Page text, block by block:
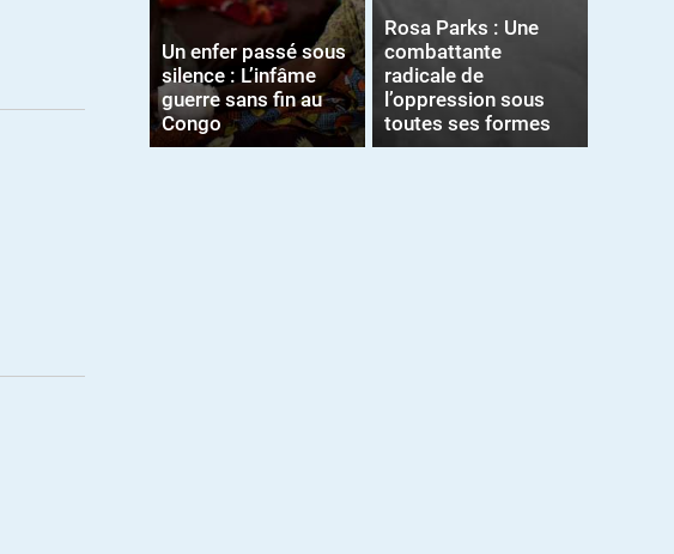
Un enfer passé sous
silence : L’infâme
guerre sans fin au
Congo
Rosa Parks : Une
combattante
radicale de
l’oppression sous
toutes ses formes